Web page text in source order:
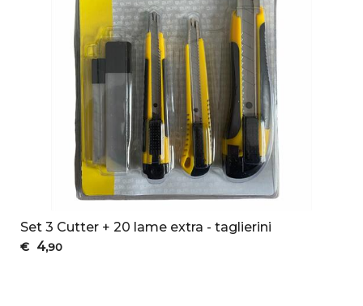
Set 3 Cutter + 20 lame extra - taglierini
€ 4,90